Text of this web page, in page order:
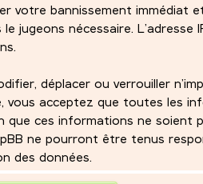
votre bannissement immédiat
jugeons nécessaire. L’adresse
déplacer ou verrouiller
vous acceptez que toutes les
que ces informations ne soient
ne pourront être tenus
des données.